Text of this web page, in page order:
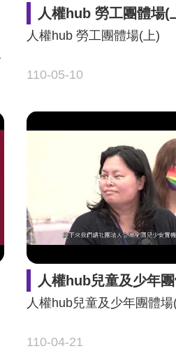
人權hub 勞工團體場(
110-05-10
人權hub 勞工團體場(上)
人權hub兒童及少年
110-04-21
人權hub兒童及少年團體場